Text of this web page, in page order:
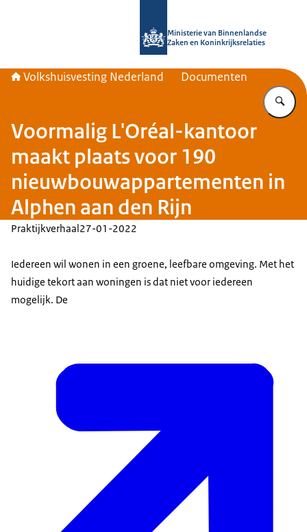
Ministerie van Binnenlandse
Zaken en Koninkrijksrelaties
Volkshuisvesting Nederland Documenten
Voormalig L'Oréal-kantoor
maakt plaats voor 190
nieuwbouwappartementen in
Alphen aan den Rijn
Praktijkverhaal27-01-2022
Iedereen wil wonen in een groene, leefbare omgeving. Met het
huidige tekort aan woningen is dat niet voor iedereen
mogelijk. De